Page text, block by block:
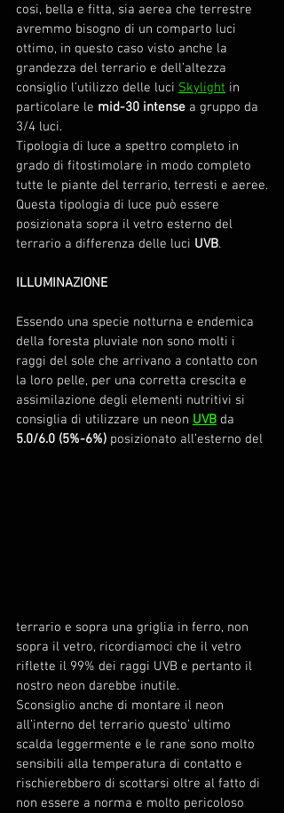
cosi, bella e fitta, sia aerea che terrestre
avremmo bisogno di un comparto luci
ottimo, in questo caso visto anche la
grandezza del terrario e dell’altezza
consiglio l’utilizzo delle luci Skylight in
particolare le mid-30 intense a gruppo da
3/4 luci.
Tipologia di luce a spettro completo in
grado di fitostimolare in modo completo
tutte le piante del terrario, terresti e aeree.
Questa tipologia di luce può essere
posizionata sopra il vetro esterno del
terrario a differenza delle luci UVB.
ILLUMINAZIONE
Essendo una specie notturna e endemica
della foresta pluviale non sono molti i
raggi del sole che arrivano a contatto con
la loro pelle, per una corretta crescita e
assimilazione degli elementi nutritivi si
consiglia di utilizzare un neon UVB da
5.0/6.0 (5%-6%) posizionato all’esterno del
terrario e sopra una griglia in ferro, non
sopra il vetro, ricordiamoci che il vetro
riflette il 99% dei raggi UVB e pertanto il
nostro neon darebbe inutile.
Sconsiglio anche di montare il neon
all’interno del terrario questo’ ultimo
scalda leggermente e le rane sono molto
sensibili alla temperatura di contatto e
rischierebbero di scottarsi oltre al fatto di
non essere a norma e molto pericoloso